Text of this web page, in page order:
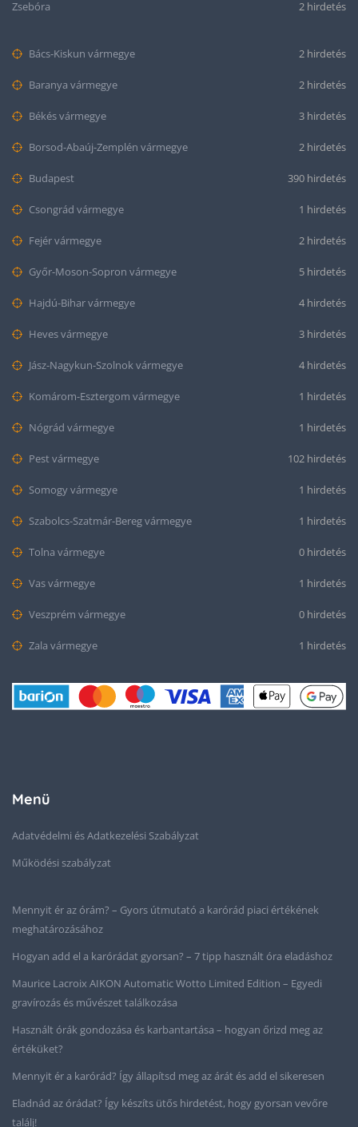
Zsebóra 2 hirdetés
Bács-Kiskun vármegye 2 hirdetés
Baranya vármegye 2 hirdetés
Békés vármegye 3 hirdetés
Borsod-Abaúj-Zemplén vármegye 2 hirdetés
Budapest 390 hirdetés
Csongrád vármegye 1 hirdetés
Fejér vármegye 2 hirdetés
Győr-Moson-Sopron vármegye 5 hirdetés
Hajdú-Bihar vármegye 4 hirdetés
Heves vármegye 3 hirdetés
Jász-Nagykun-Szolnok vármegye 4 hirdetés
Komárom-Esztergom vármegye 1 hirdetés
Nógrád vármegye 1 hirdetés
Pest vármegye 102 hirdetés
Somogy vármegye 1 hirdetés
Szabolcs-Szatmár-Bereg vármegye 1 hirdetés
Tolna vármegye 0 hirdetés
Vas vármegye 1 hirdetés
Veszprém vármegye 0 hirdetés
Zala vármegye 1 hirdetés
Menü
Adatvédelmi és Adatkezelési Szabályzat
Működési szabályzat
Mennyit ér az órám? – Gyors útmutató a karórád piaci értékének
meghatározásához
Hogyan add el a karórádat gyorsan? – 7 tipp használt óra eladáshoz
Maurice Lacroix AIKON Automatic Wotto Limited Edition – Egyedi
gravírozás és művészet találkozása
Használt órák gondozása és karbantartása – hogyan őrizd meg az
értéküket?
Mennyit ér a karórád? Így állapítsd meg az árát és add el sikeresen
Eladnád az órádat? Így készíts ütős hirdetést, hogy gyorsan vevőre
találj!